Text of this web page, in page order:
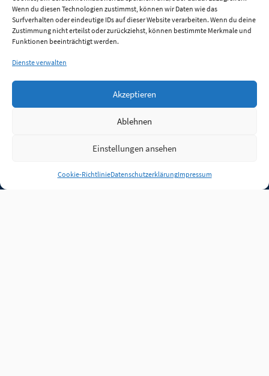
Wenn du diesen Technologien zustimmst, können wir Daten wie das
Surfverhalten oder eindeutige IDs auf dieser Website verarbeiten. Wenn du deine
Zustimmung nicht erteilst oder zurückziehst, können bestimmte Merkmale und
Funktionen beeinträchtigt werden.
Dienste verwalten
Akzeptieren
Ablehnen
Einstellungen ansehen
Cookie-RichtlinieDatenschutzerklärungImpressum
Anmelden
Jobs Partner FAQ Quellen